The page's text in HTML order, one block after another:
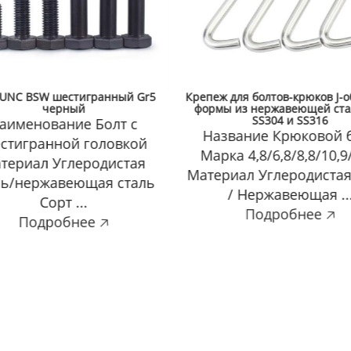
болтов-крюков J-образной
нержавеющей стали AISI
SS304 и SS316
Крюковой болт
4,8/6,8/8,8/10,9/12,9
Углеродистая сталь
/ Нержавеющая ...
Подробнее 🡥
Фундаментный болт из
стали 304 заводы
Фундаментный болт
нержавеющей стали
Фундаментные
нержавеющей стали
являются н...
Подробнее 🡥